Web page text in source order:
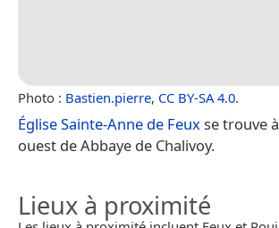
Photo : Bastien.pierre, CC BY-SA 4.0.
Église Sainte-Anne de Feuxse trouve
ouest de Abbaye de Chalivoy.
Lieux à proximité